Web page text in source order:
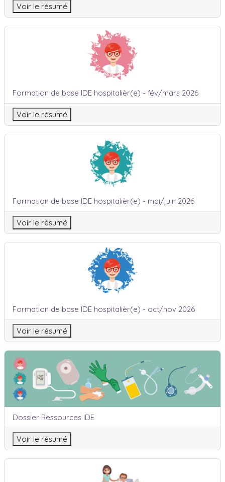
Voir le résumé
Formation de base IDE hospitalièr(e) - fév/mars 2026
Nom du cours
Formation de base IDE hospitalièr(e) - fév/mars 2026
Voir le résumé
Formation de base IDE hospitalièr(e) - mai/juin 2026
Nom du cours
Formation de base IDE hospitalièr(e) - mai/juin 2026
Voir le résumé
Formation de base IDE hospitalièr(e) - oct/nov 2026
Nom du cours
Formation de base IDE hospitalièr(e) - oct/nov 2026
Voir le résumé
Dossier Ressources IDE
Nom du cours
Dossier Ressources IDE
Voir le résumé
Formation de base aides-soignant(e)s hospitalier(e)s -